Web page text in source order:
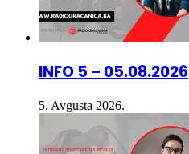
INFO 5 – 05.08.2026
5. Avgusta 2026.